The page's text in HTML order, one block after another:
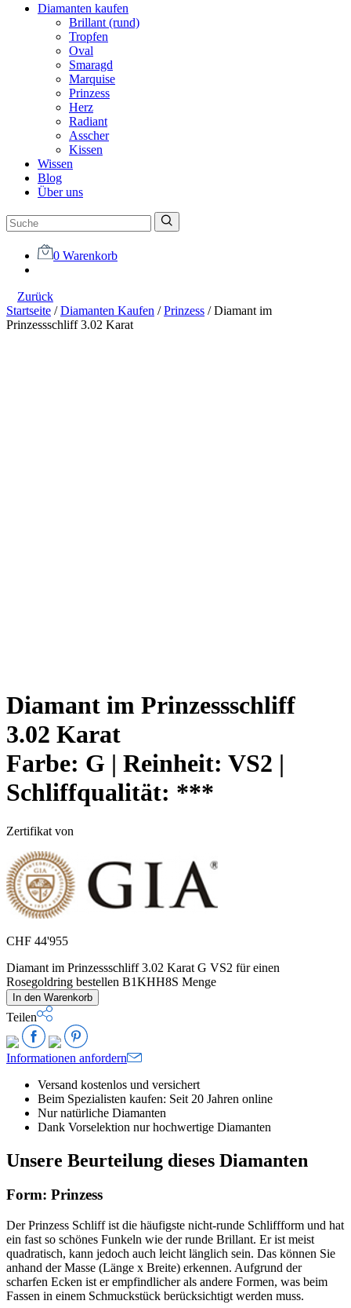
Diamanten kaufen
Brillant (rund)
Tropfen
Oval
Smaragd
Marquise
Prinzess
Herz
Radiant
Asscher
Kissen
Wissen
Blog
Über uns
0 Warenkorb
Zurück
Startseite /Diamanten Kaufen /Prinzess /Diamant im
Prinzessschliff 3.02 Karat
Diamant im Prinzessschliff
3.02 Karat
Farbe: G | Reinheit: VS2 |
Schliffqualität: ***
Zertifikat von
CHF 44'955
Diamant im Prinzessschliff 3.02 Karat G VS2 für einen
Rosegoldring bestellen B1KHH8S Menge
In den Warenkorb
Teilen
Informationen anfordern
Versand kostenlos und versichert
Beim Spezialisten kaufen: Seit 20 Jahren online
Nur natürliche Diamanten
Dank Vorselektion nur hochwertige Diamanten
Unsere Beurteilung dieses Diamanten
Form: Prinzess
Der Prinzess Schliff ist die häufigste nicht-runde Schliffform und hat
ein fast so schönes Funkeln wie der runde Brillant. Er ist meist
quadratisch, kann jedoch auch leicht länglich sein. Das können Sie
anhand der Masse (Länge x Breite) erkennen. Aufgrund der
scharfen Ecken ist er empfindlicher als andere Formen, was beim
Fassen in einem Schmuckstück berücksichtigt werden muss.